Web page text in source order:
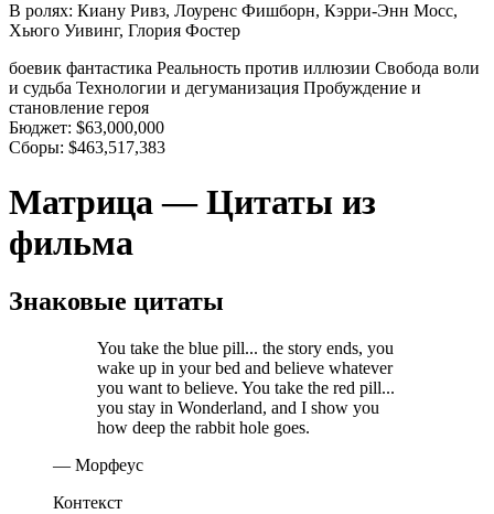
В ролях: Киану Ривз, Лоуренс Фишборн, Кэрри-Энн Мосс,
Хьюго Уивинг, Глория Фостер
боевик фантастика Реальность против иллюзии Свобода воли
и судьба Технологии и дегуманизация Пробуждение и
становление героя
Бюджет: $63,000,000
Сборы: $463,517,383
Матрица — Цитаты из
фильма
Знаковые цитаты
You take the blue pill... the story ends, you
wake up in your bed and believe whatever
you want to believe. You take the red pill...
you stay in Wonderland, and I show you
how deep the rabbit hole goes.
— Морфеус
Контекст